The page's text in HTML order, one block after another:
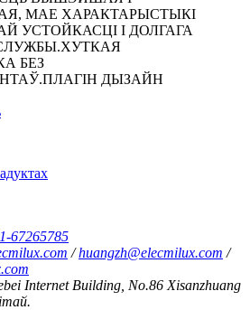
МАЕ ХАРАКТАРЫСТЫКІ
УСТОЙКАСЦІ І ДОЛГАГА
БЕЗ
ДЫЗАЙН
67265785
/huangzh@elecmilux.com /
Internet Building, No.86 Xisanzhuang